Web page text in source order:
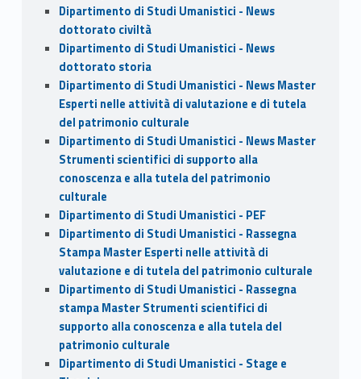
Dipartimento di Studi Umanistici - News
dottorato civiltà
Dipartimento di Studi Umanistici - News
dottorato storia
Dipartimento di Studi Umanistici - News Master
Esperti nelle attività di valutazione e di tutela
del patrimonio culturale
Dipartimento di Studi Umanistici - News Master
Strumenti scientifici di supporto alla
conoscenza e alla tutela del patrimonio
culturale
Dipartimento di Studi Umanistici - PEF
Dipartimento di Studi Umanistici - Rassegna
Stampa Master Esperti nelle attività di
valutazione e di tutela del patrimonio culturale
Dipartimento di Studi Umanistici - Rassegna
stampa Master Strumenti scientifici di
supporto alla conoscenza e alla tutela del
patrimonio culturale
Dipartimento di Studi Umanistici - Stage e